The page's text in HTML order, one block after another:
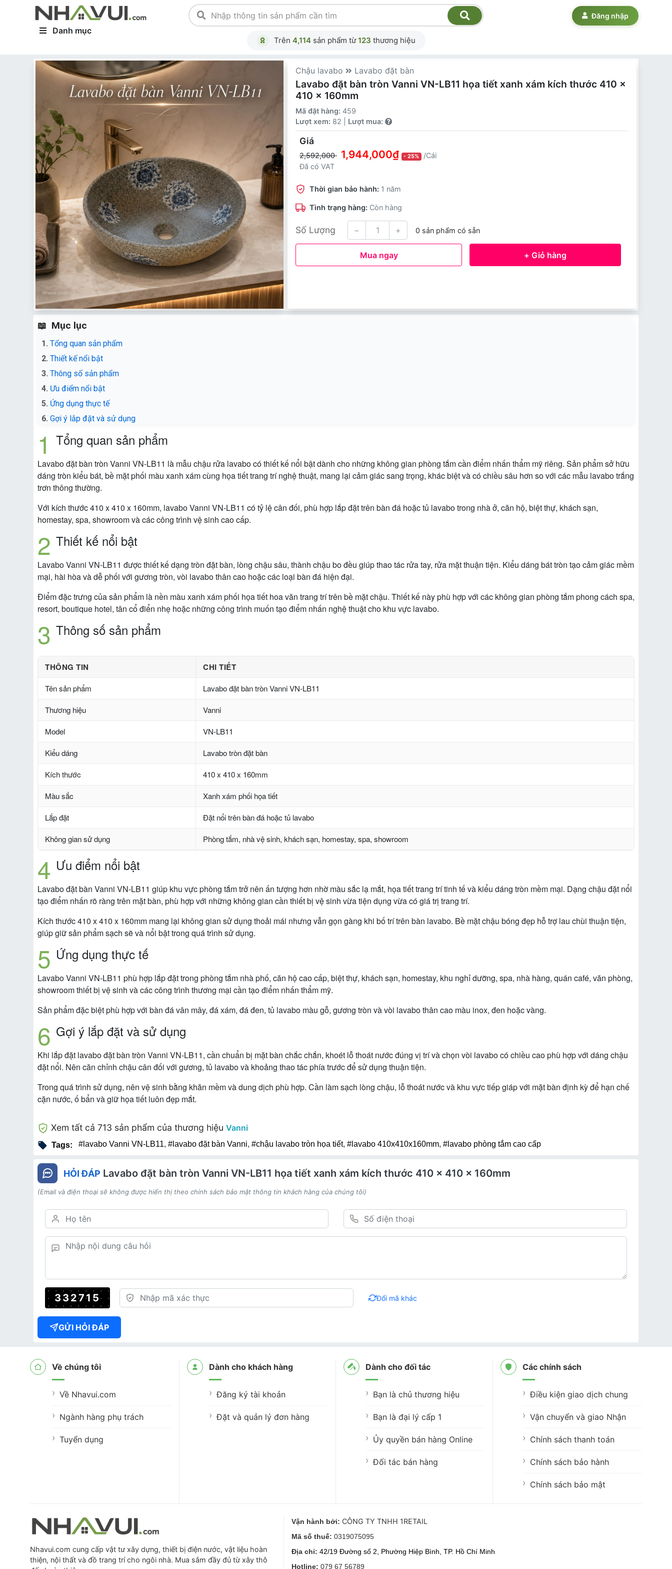
Danh mục
Trên 4,114sản phẩm từ123 thương hiệu
Đăng nhập
Chậu lavabo Lavabo đặt bàn
Lavabo đặt bàn tròn Vanni VN-LB11 họa tiết xanh xám kích thước 410 x
410 x 160mm
Mã đặt hàng: 459
Lượt xem: 82 | Lượt mua:
Giá
2,592,000 1,944,000₫ - 25%
/Cái
Đã có VAT
Thời gian bảo hành: 1 năm
Tình trạng hàng: Còn hàng
Số Lượng − + 0 sản phẩm có sẵn
Mua ngay + Giỏ hàng
Mục lục
Tổng quan sản phẩm
Thiết kế nổi bật
Thông số sản phẩm
Ưu điểm nổi bật
Ứng dụng thực tế
Gợi ý lắp đặt và sử dụng
Tổng quan sản phẩm
Lavabo đặt bàn tròn Vanni VN-LB11 là mẫu chậu rửa lavabo có thiết kế nổi bật dành cho những không gian phòng tắm cần điểm nhấn thẩm mỹ riêng. Sản phẩm sở hữu
dáng tròn kiểu bát, bề mặt phối màu xanh xám cùng họa tiết trang trí nghệ thuật, mang lại cảm giác sang trọng, khác biệt và có chiều sâu hơn so với các mẫu lavabo trắng
trơn thông thường.
Với kích thước 410 x 410 x 160mm, lavabo Vanni VN-LB11 có tỷ lệ cân đối, phù hợp lắp đặt trên bàn đá hoặc tủ lavabo trong nhà ở, căn hộ, biệt thự, khách sạn,
homestay, spa, showroom và các công trình vệ sinh cao cấp.
Thiết kế nổi bật
Lavabo Vanni VN-LB11 được thiết kế dạng tròn đặt bàn, lòng chậu sâu, thành chậu bo đều giúp thao tác rửa tay, rửa mặt thuận tiện. Kiểu dáng bát tròn tạo cảm giác mềm
mại, hài hòa và dễ phối với gương tròn, vòi lavabo thân cao hoặc các loại bàn đá hiện đại.
Điểm đặc trưng của sản phẩm là nền màu xanh xám phối họa tiết hoa văn trang trí trên bề mặt chậu. Thiết kế này phù hợp với các không gian phòng tắm phong cách spa,
resort, boutique hotel, tân cổ điển nhẹ hoặc những công trình muốn tạo điểm nhấn nghệ thuật cho khu vực lavabo.
Thông số sản phẩm
THÔNG TIN CHI TIẾT
Tên sản phẩm Lavabo đặt bàn tròn Vanni VN-LB11
Thương hiệu Vanni
Model VN-LB11
Kiểu dáng Lavabo tròn đặt bàn
Kích thước 410 x 410 x 160mm
Màu sắc Xanh xám phối họa tiết
Lắp đặt Đặt nổi trên bàn đá hoặc tủ lavabo
Không gian sử dụng Phòng tắm, nhà vệ sinh, khách sạn, homestay, spa, showroom
Ưu điểm nổi bật
Lavabo đặt bàn Vanni VN-LB11 giúp khu vực phòng tắm trở nên ấn tượng hơn nhờ màu sắc lạ mắt, họa tiết trang trí tinh tế và kiểu dáng tròn mềm mại. Dạng chậu đặt nổi
tạo điểm nhấn rõ ràng trên mặt bàn, phù hợp với những không gian cần thiết bị vệ sinh vừa tiện dụng vừa có giá trị trang trí.
Kích thước 410 x 410 x 160mm mang lại không gian sử dụng thoải mái nhưng vẫn gọn gàng khi bố trí trên bàn lavabo. Bề mặt chậu bóng đẹp hỗ trợ lau chùi thuận tiện,
giúp giữ sản phẩm sạch sẽ và nổi bật trong quá trình sử dụng.
Ứng dụng thực tế
Lavabo Vanni VN-LB11 phù hợp lắp đặt trong phòng tắm nhà phố, căn hộ cao cấp, biệt thự, khách sạn, homestay, khu nghỉ dưỡng, spa, nhà hàng, quán café, văn phòng,
showroom thiết bị vệ sinh và các công trình thương mại cần tạo điểm nhấn thẩm mỹ.
Sản phẩm đặc biệt phù hợp với bàn đá vân mây, đá xám, đá đen, tủ lavabo màu gỗ, gương tròn và vòi lavabo thân cao màu inox, đen hoặc vàng.
Gợi ý lắp đặt và sử dụng
Khi lắp đặt lavabo đặt bàn tròn Vanni VN-LB11, cần chuẩn bị mặt bàn chắc chắn, khoét lỗ thoát nước đúng vị trí và chọn vòi lavabo có chiều cao phù hợp với dáng chậu
đặt nổi. Nên căn chỉnh chậu cân đối với gương, tủ lavabo và khoảng thao tác phía trước để sử dụng thuận tiện.
Trong quá trình sử dụng, nên vệ sinh bằng khăn mềm và dung dịch phù hợp. Cần làm sạch lòng chậu, lỗ thoát nước và khu vực tiếp giáp với mặt bàn định kỳ để hạn chế
cặn nước, ố bẩn và giữ họa tiết luôn đẹp mắt.
Xem tất cả 713 sản phẩm của thương hiệu Vanni
Tags: #lavabo Vanni VN-LB11, #lavabo đặt bàn Vanni, #chậu lavabo tròn họa tiết, #lavabo 410x410x160mm, #lavabo phòng tắm cao cấp
HỎI ĐÁP Lavabo đặt bàn tròn Vanni VN-LB11 họa tiết xanh xám kích thước 410 x 410 x 160mm
(Email và điện thoại sẽ không được hiển thị theo chính sách bảo mật thông tin khách hàng của chúng tôi)
332715 Đổi mã khác
GỬI HỎI ĐÁP
Về chúng tôi
Về Nhavui.com
Ngành hàng phụ trách
Tuyển dụng
Dành cho khách hàng
Đăng ký tài khoản
Đặt và quản lý đơn hàng
Dành cho đối tác
Bạn là chủ thương hiệu
Bạn là đại lý cấp 1
Ủy quyền bán hàng Online
Đối tác bán hàng
Các chính sách
Điều kiện giao dịch chung
Vận chuyển và giao Nhận
Chính sách thanh toán
Chính sách bảo hành
Chính sách bảo mật
Nhavui.com cung cấp vật tư xây dựng, thiết bị điện nước, vật liệu hoàn
thiện, nội thất và đồ trang trí cho ngôi nhà. Mua sắm đầy đủ từ xây thô
Vận hành bởi: CÔNG TY TNHH 1RETAIL
Mã số thuế: 0319075095
Địa chỉ: 42/19 Đường số 2, Phường Hiệp Bình, TP. Hồ Chí Minh
Hotline: 079 67 56789